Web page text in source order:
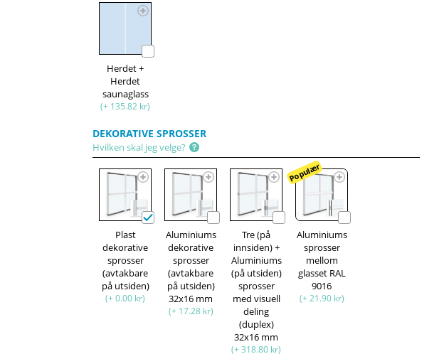
Herdet +
Herdet
saunaglass
(+ 135.82 kr)
DEKORATIVE SPROSSER
Hvilken skal jeg velge?
Plast
dekorative
sprosser
(avtakbare
på utsiden)
(+ 0.00 kr)
Aluminiums
dekorative
sprosser
(avtakbare
på utsiden)
32x16 mm
(+ 17.28 kr)
Tre (på
innsiden) +
Aluminiums
(på utsiden)
sprosser
med visuell
deling
(duplex)
32x16 mm
(+ 318.80 kr)
Populær
Aluminiums
sprosser
mellom
glasset RAL
9016
(+ 21.90 kr)